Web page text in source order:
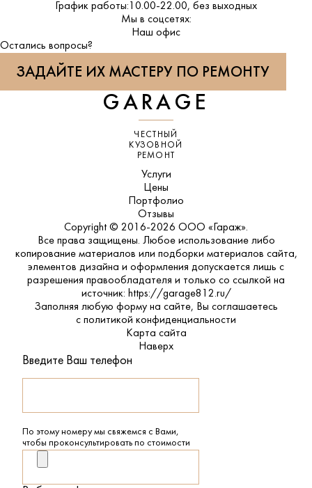
График работы: 10.00-22.00, без выходных
Мы в соцсетях:
ВКонтакте
Наш офис
Остались вопросы?
ЗАДАЙТЕ ИХ МАСТЕРУ ПО РЕМОНТУ
GARAGE
ЧЕСТНЫЙ
КУЗОВНОЙ
РЕМОНТ
Услуги
Цены
Портфолио
Отзывы
Copyright © 2016-2026 ООО «Гараж».
Все права защищены. Любое использование либо
копирование материалов или подборки материалов сайта,
элементов дизайна и оформления допускается лишь с
разрешения правообладателя и только со ссылкой на
источник: https://garage812.ru/
Заполняя любую форму на сайте, Вы соглашаетесь
с политикой конфиденциальности
Карта сайта
Наверх
Введите Ваш телефон
По этому номеру мы свяжемся с Вами,
чтобы проконсультировать по стоимости